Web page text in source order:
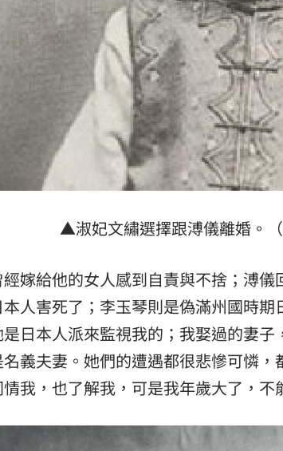
▲淑妃文繡選擇跟溥儀離婚。（
嫁給他的女人感到自責與不捨；溥
人害死了；李玉琴則是偽滿州國時
日本人派來監視我的；我娶過的妻
義夫妻。她們的遭遇都很悲慘可憐
我，也了解我，可是我年歲大了，不